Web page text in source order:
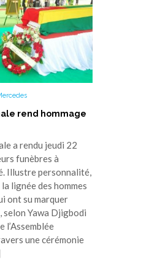
rend hommage
a rendu jeudi 22
funèbres à
Illustre personnalité,
lignée des hommes
ont su marquer
selon Yawa Djigbodi
l’Assemblée
une cérémonie